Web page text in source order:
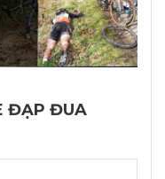
ĐẠP ĐUA